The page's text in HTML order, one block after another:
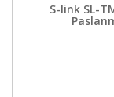
S-link SL-